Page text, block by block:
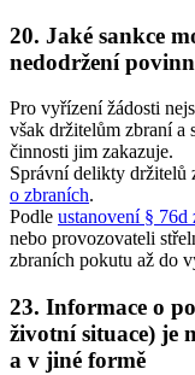
20. Jaké sankce
nedodržení
Pro vyřízení žádosti
však držitelům zbraní a
činnosti jim zakazuje.
Správní delikty držitelů
o zbraních.
Podle ustanovení § 76d
nebo provozovateli
zbraních pokutu až do
23. Informace o
životní situace) je
a v jiné formě